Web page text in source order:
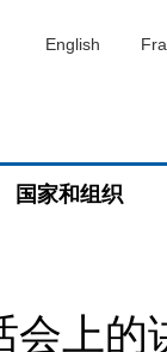
English
国家和组织
上的